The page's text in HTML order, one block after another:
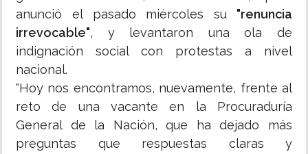
anunció el pasado miércoles su "renuncia
irrevocable", y levantaron una ola de
indignación social con protestas a nivel
nacional.
"Hoy nos encontramos, nuevamente, frente al
reto de una vacante en la Procuraduría
General de la Nación, que ha dejado más
preguntas que respuestas claras y